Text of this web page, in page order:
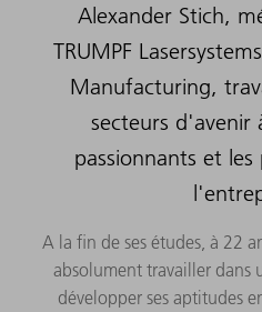
Alexander Stich,
TRUMPF
Manufacturing,
secteurs d'avenir
passionnants et
A la fin de ses études, à 22
absolument travailler dans
développer ses aptitudes